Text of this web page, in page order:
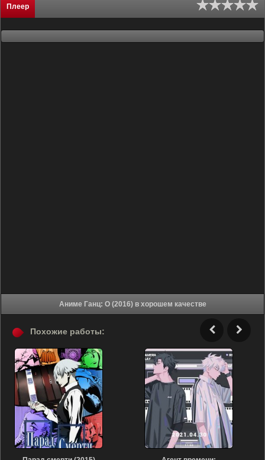
Плеер
Аниме Ганц: О (2016) в хорошем качестве
Похожие работы: